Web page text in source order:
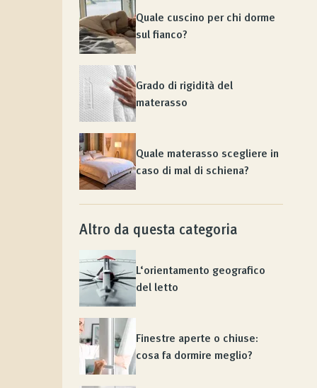
Quale cuscino per chi dorme
sul fianco?
Grado di rigidità del
materasso
Quale materasso scegliere in
caso di mal di schiena?
Altro da questa categoria
L‘orientamento geografico
del letto
Finestre aperte o chiuse:
cosa fa dormire meglio?